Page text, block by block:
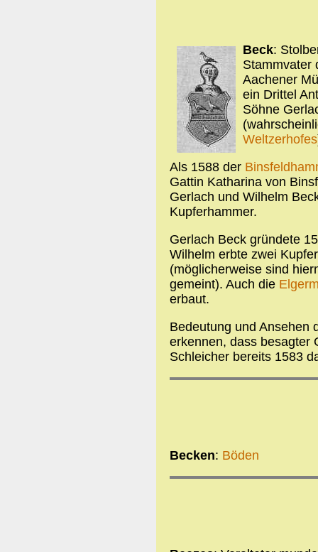
Beck:
Stammvater
Aachener
ein Drittel
Söhne
Weltzerhofes
Als 1588 der
Gattin Katharina von
Gerlach und Wilhelm
Kupferhammer.
Gerlach Beck gründete
Wilhelm erbte zwei
(möglicherweise sind
gemeint). Auch die
erbaut.
Bedeutung und Ansehen
erkennen, dass besagter
Schleicher bereits 1583
Becken: Böden